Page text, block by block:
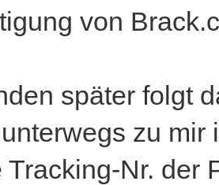
von
später folgt
zu mir
Tracking-Nr. der